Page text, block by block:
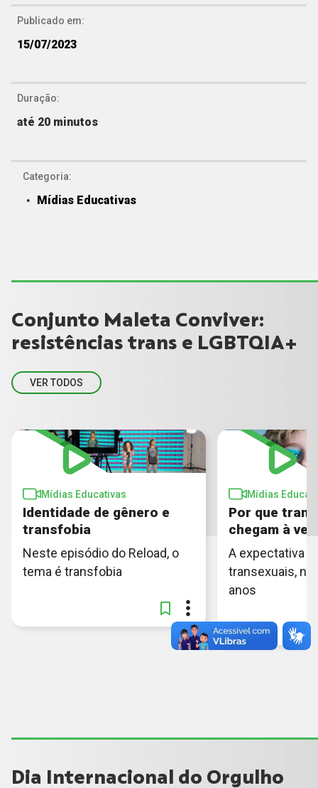
Publicado em:
15/07/2023
Duração:
até 20 minutos
Categoria:
Mídias Educativas
Conjunto Maleta Conviver:
resistências trans e LGBTQIA+
VER TODOS
Mídias Educativas
Identidade de gênero e
transfobia
Neste episódio do Reload, o
tema é transfobia
Mídias
Por que
chegam à
A expectativa
transexuais, no
anos
Dia Internacional do Orgulho